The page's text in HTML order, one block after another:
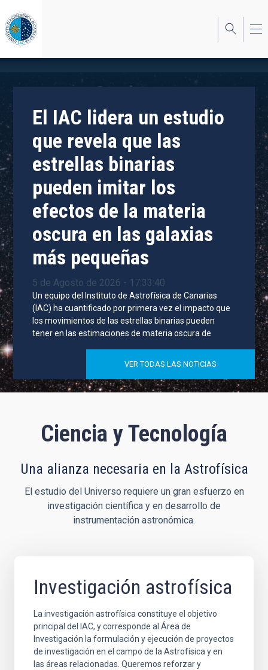
al
contenido
principal
El IAC lidera un estudio
que revela que las
estrellas binarias
pueden imitar los
efectos de la materia
oscura en las galaxias
más pequeñas
5 de Agosto de 2026 - 17:33:40
Un equipo del Instituto de Astrofísica de Canarias
(IAC) ha cuantificado por primera vez el impacto que
los movimientos de las estrellas binarias pueden
tener en las estimaciones de materia oscura de
VER TODAS LAS NOTICIAS
Ciencia y Tecnología
Una alianza necesaria en la Astrofísica
El estudio del Universo requiere un gran esfuerzo en
investigación científica y en desarrollo de
instrumentación astronómica.
Investigación astrofísica
La investigación astrofísica constituye el objetivo
principal del IAC, y corresponde al Área de
Investigación la formulación y ejecución de proyectos
de investigación en el campo de la Astrofísica y en
las áreas relacionadas. Queremos reforzar y